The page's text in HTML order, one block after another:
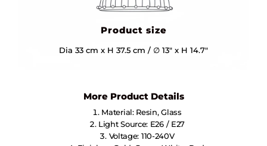
Product size
Dia 33 cm x H 37.5 cm / ∅ 13″ x H 14.7″
More Product Details
Material: Resin, Glass
Light Source: E26 / E27
Voltage: 110-240V